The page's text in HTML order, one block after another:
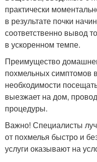
практически
в результате почки
соответственно вывод
в ускоренном темпе.
Преимущество
похмельных симптомов
необходимости
выезжает на дом,
процедуры.
Важно! Специалисты
от похмелья быстро и
услуги оказывают на